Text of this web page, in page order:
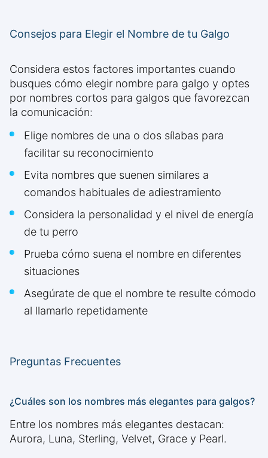
Consejos para Elegir el Nombre de tu Galgo
Considera estos factores importantes cuando
busques cómo elegir nombre para galgo y optes
por nombres cortos para galgos que favorezcan
la comunicación:
Elige nombres de una o dos sílabas para
facilitar su reconocimiento
Evita nombres que suenen similares a
comandos habituales de adiestramiento
Considera la personalidad y el nivel de energía
de tu perro
Prueba cómo suena el nombre en diferentes
situaciones
Asegúrate de que el nombre te resulte cómodo
al llamarlo repetidamente
Preguntas Frecuentes
¿Cuáles son los nombres más elegantes para galgos?
Entre los nombres más elegantes destacan:
Aurora, Luna, Sterling, Velvet, Grace y Pearl.